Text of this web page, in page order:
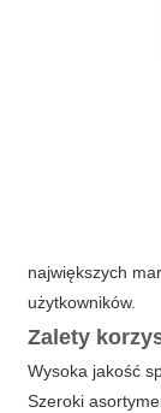
największych
użytkowników.
Zalety
Wysoka jakość
Szeroki